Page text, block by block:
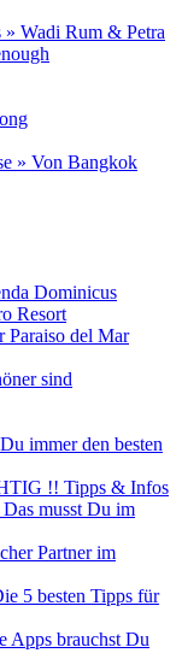
Wadi Rum & Petra
» Von Bangkok
Dominicus
Resort
Paraiso del Mar
sind
immer den besten
!! Tipps & Infos
musst Du im
Partner im
5 besten Tipps für
Apps brauchst Du